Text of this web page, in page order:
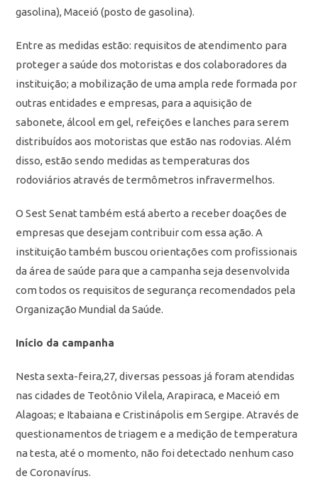
gasolina), Maceió (posto de gasolina).
Entre as medidas estão: requisitos de atendimento para
proteger a saúde dos motoristas e dos colaboradores da
instituição; a mobilização de uma ampla rede formada por
outras entidades e empresas, para a aquisição de
sabonete, álcool em gel, refeições e lanches para serem
distribuídos aos motoristas que estão nas rodovias. Além
disso, estão sendo medidas as temperaturas dos
rodoviários através de termômetros infravermelhos.
O Sest Senat também está aberto a receber doações de
empresas que desejam contribuir com essa ação. A
instituição também buscou orientações com profissionais
da área de saúde para que a campanha seja desenvolvida
com todos os requisitos de segurança recomendados pela
Organização Mundial da Saúde.
Início da campanha
Nesta sexta-feira,27, diversas pessoas já foram atendidas
nas cidades de Teotônio Vilela, Arapiraca, e Maceió em
Alagoas; e Itabaiana e Cristinápolis em Sergipe. Através de
questionamentos de triagem e a medição de temperatura
na testa, até o momento, não foi detectado nenhum caso
de Coronavírus.